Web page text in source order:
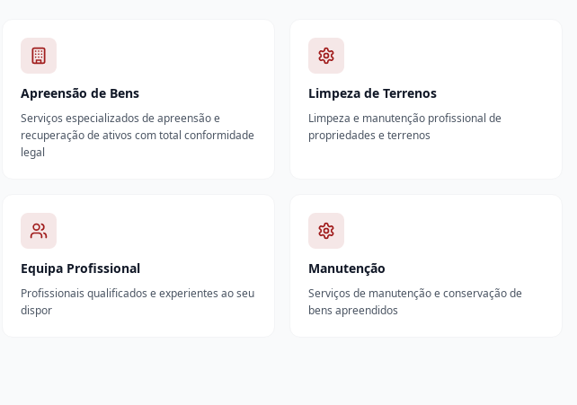
Apreensão de Bens
Serviços especializados de apreensão e
recuperação de ativos com total conformidade
legal
Limpeza de Terrenos
Limpeza e manutenção profissional de
propriedades e terrenos
Equipa Profissional
Profissionais qualificados e experientes ao seu
dispor
Manutenção
Serviços de manutenção e conservação de
bens apreendidos